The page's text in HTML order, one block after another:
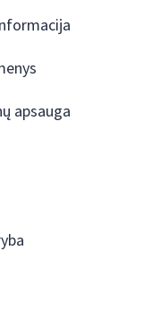
apsauga